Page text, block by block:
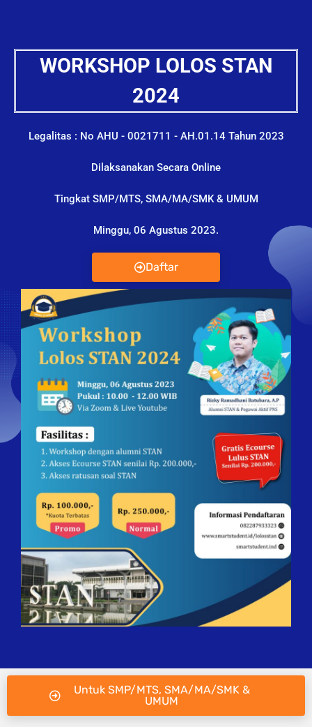
WORKSHOP LOLOS STAN
2024
Legalitas : No AHU - 0021711 - AH.01.14 Tahun 2023
Dilaksanakan Secara Online
Tingkat SMP/MTS, SMA/MA/SMK & UMUM
Minggu, 06 Agustus 2023.
Daftar
Untuk SMP/MTS, SMA/MA/SMK &
UMUM